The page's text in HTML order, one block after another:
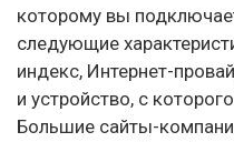
которому вы
следующие
индекс, Интернет-
и устройство, с
Большие сайты-